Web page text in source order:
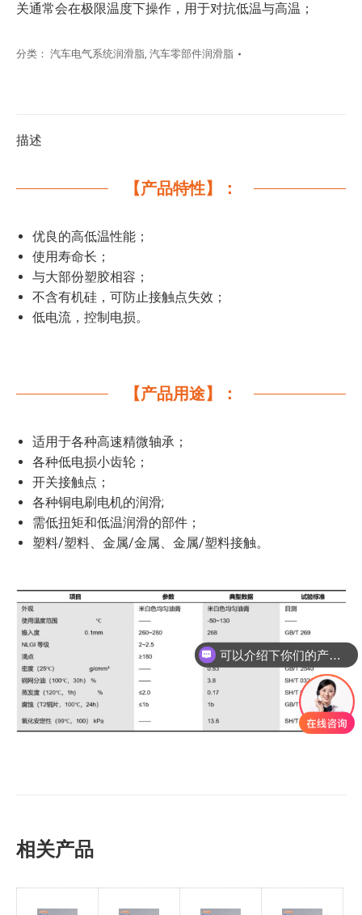
关通常会在极限温度下操作，用于对抗低温与高温；
分类： 汽车电气系统润滑脂, 汽车零部件润滑脂
描述
【产品特性】：
优良的高低温性能；
使用寿命长；
与大部份塑胶相容；
不含有机硅，可防止接触点失效；
低电流，控制电损。
【产品用途】：
适用于各种高速精微轴承；
各种低电损小齿轮；
开关接触点；
各种铜电刷电机的润滑;
需低扭矩和低温润滑的部件；
塑料/塑料、金属/金属、金属/塑料接触。
相关产品
可以介绍下你们的产品么